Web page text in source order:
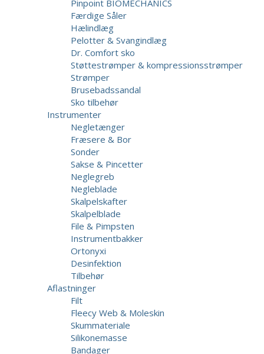
Pinpoint BIOMECHANICS
Færdige Såler
Hælindlæg
Pelotter & Svangindlæg
Dr. Comfort sko
Støttestrømper & kompressionsstrømper
Strømper
Brusebadssandal
Sko tilbehør
Instrumenter
Negletænger
Fræsere & Bor
Sonder
Sakse & Pincetter
Neglegreb
Negleblade
Skalpelskafter
Skalpelblade
File & Pimpsten
Instrumentbakker
Ortonyxi
Desinfektion
Tilbehør
Aflastninger
Filt
Fleecy Web & Moleskin
Skummateriale
Silikonemasse
Bandager